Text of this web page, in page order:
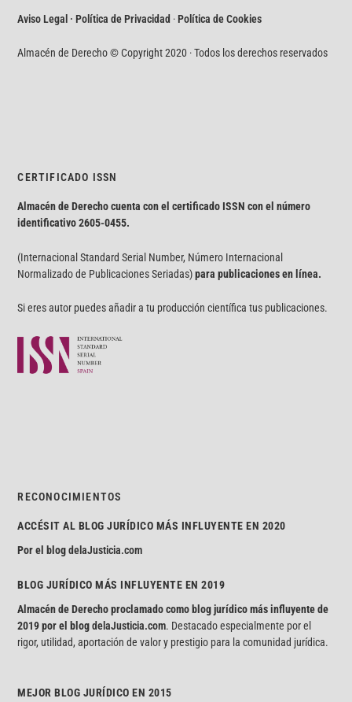
Aviso Legal · Política de Privacidad ·Política de Cookies
Almacén de Derecho © Copyright 2020 · Todos los derechos reservados
CERTIFICADO ISSN
Almacén de Derecho cuenta con el certificado ISSN con el número
identificativo2605-0455.
(Internacional Standard Serial Number, Número Internacional
Normalizado de Publicaciones Seriadas)para publicaciones en línea.
Si eres autor puedes añadir a tu producción científica tus publicaciones.
RECONOCIMIENTOS
ACCÉSIT AL BLOG JURÍDICO MÁS INFLUYENTE EN 2020
Por el blogdelaJusticia.com
BLOG JURÍDICO MÁS INFLUYENTE EN 2019
Almacén de Derecho proclamado como blog jurídico más influyente de
2019 por el blogdelaJusticia.com. Destacado especialmente por el
rigor, utilidad, aportación de valor y prestigio para la comunidad jurídica.
MEJOR BLOG JURÍDICO EN 2015